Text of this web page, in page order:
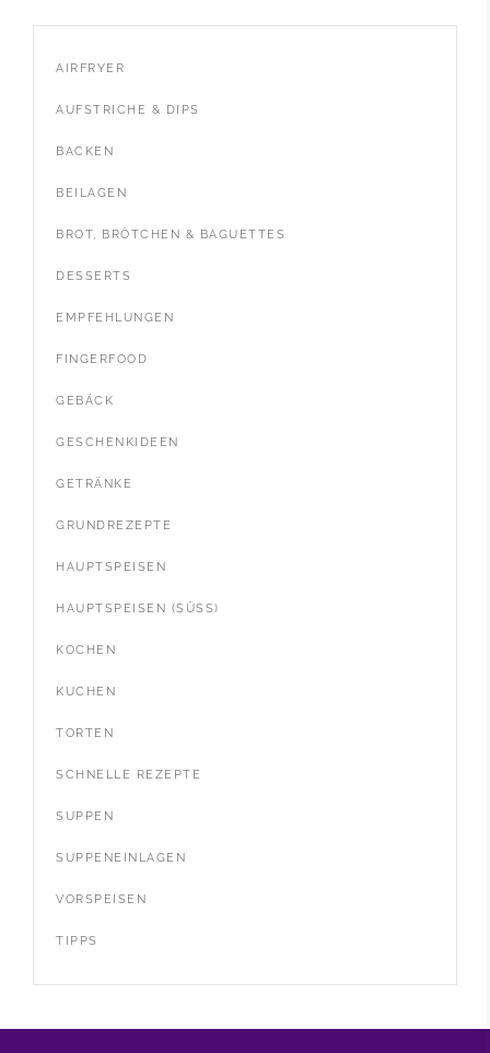
AIRFRYER
AUFSTRICHE & DIPS
BACKEN
BEILAGEN
BROT, BRÖTCHEN & BAGUETTES
DESSERTS
EMPFEHLUNGEN
FINGERFOOD
GEBÄCK
GESCHENKIDEEN
GETRÄNKE
GRUNDREZEPTE
HAUPTSPEISEN
HAUPTSPEISEN (SÜSS)
KOCHEN
KUCHEN
TORTEN
SCHNELLE REZEPTE
SUPPEN
SUPPENEINLAGEN
VORSPEISEN
TIPPS